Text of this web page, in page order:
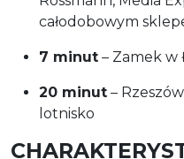
całodobowym
7 minut – Zamek w
20 minut –
lotnisko